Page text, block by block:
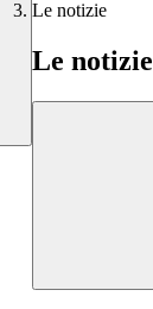
Le notizie
Le notizie